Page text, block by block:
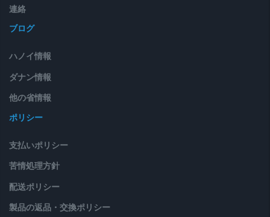
連絡
ブログ
ハノイ情報
ダナン情報
他の省情報
ポリシー
支払いポリシー
苦情処理方針
配送ポリシー
製品の返品・交換ポリシー